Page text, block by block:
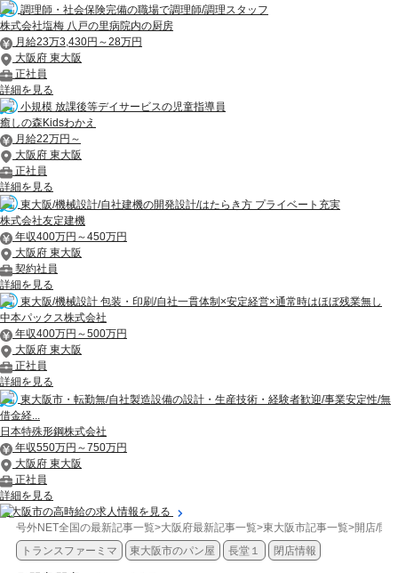
調理師・社会保険完備の職場で調理師/調理スタッフ
株式会社塩梅 八戸の里病院内の厨房
月給23万3,430円～28万円
大阪府 東大阪
正社員
詳細を見る
小規模 放課後等デイサービスの児童指導員
癒しの森Kidsわかえ
月給22万円～
大阪府 東大阪
正社員
詳細を見る
東大阪/機械設計/自社建機の開発設計/はたらき方 プライベート充実
株式会社友定建機
年収400万円～450万円
大阪府 東大阪
契約社員
詳細を見る
東大阪/機械設計 包装・印刷/自社一貫体制×安定経営×通常時はほぼ残業無し
中本パックス株式会社
年収400万円～500万円
大阪府 東大阪
正社員
詳細を見る
東大阪市・転勤無/自社製造設備の設計・生産技術・経験者歓迎/事業安定性/無
借金経...
日本特殊形鋼株式会社
年収550万円～750万円
大阪府 東大阪
正社員
詳細を見る
東大阪市の高時給の求人情報を見る
号外NET全国の最新記事一覧>大阪府最新記事一覧>東大阪市記事一覧>開店/閉
トランスファーミマ
東大阪市のパン屋 長堂１ 閉店情報